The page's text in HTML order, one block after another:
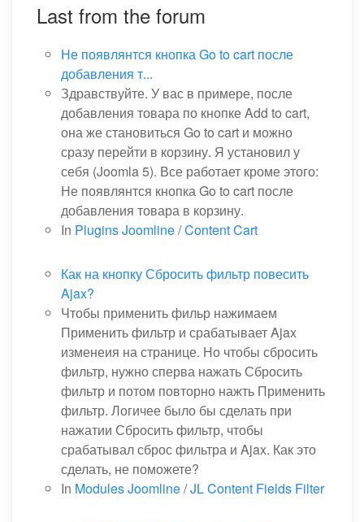
Last from the forum
Не появлянтся кнопка Go to cart после
добавления т...
Здравствуйте. У вас в примере, после
добавления товара по кнопке Add to cart,
она же становиться Go to cart и можно
сразу перейти в корзину. Я установил у
себя (Joomla 5). Все работает кроме этого:
Не появлянтся кнопка Go to cart после
добавления товара в корзину.
In Plugins Joomline/Content Cart
Как на кнопку Сбросить фильтр повесить
Ajax?
Чтобы применить фильр нажимаем
Применить фильтр и срабатывает Ajax
изменеия на странице. Но чтобы сбросить
фильтр, нужно сперва нажать Сбросить
фильтр и потом повторно нажть Применить
фильтр. Логичее было бы сделать при
нажатии Сбросить фильтр, чтобы
срабатывал сброс фильтра и Ajax. Как это
сделать, не поможете?
In Modules Joomline/JL Content Fields Filter